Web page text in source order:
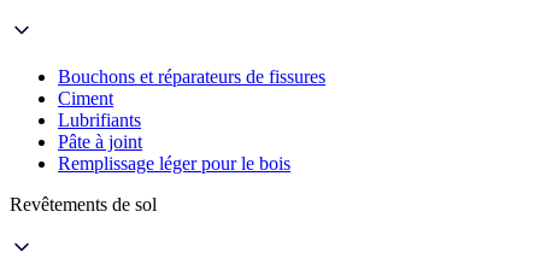
Bouchons et réparateurs de fissures
Ciment
Lubrifiants
Pâte à joint
Remplissage léger pour le bois
Revêtements de sol